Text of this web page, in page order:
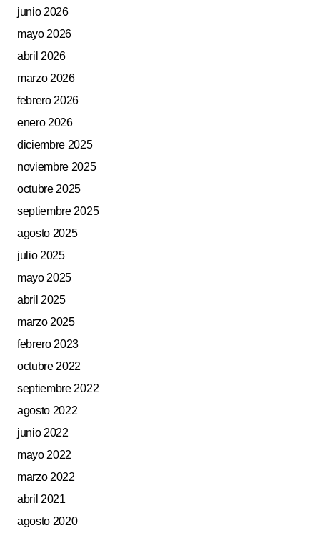
junio 2026
mayo 2026
abril 2026
marzo 2026
febrero 2026
enero 2026
diciembre 2025
noviembre 2025
octubre 2025
septiembre 2025
agosto 2025
julio 2025
mayo 2025
abril 2025
marzo 2025
febrero 2023
octubre 2022
septiembre 2022
agosto 2022
junio 2022
mayo 2022
marzo 2022
abril 2021
agosto 2020